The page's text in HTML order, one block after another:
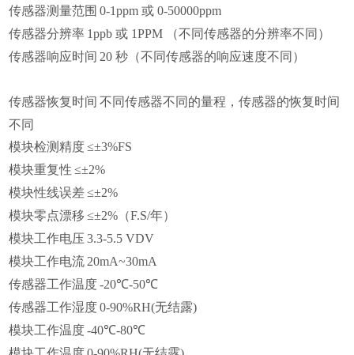
传感器测量范围 0-1ppm 或 0-50000ppm
传感器分辨率 1ppb 或 1PPM （不同传感器的分辨率不同）
传感器响应时间 20 秒（不同传感器的响应速度不同）
传感器恢复时间 不同传感器不同的量程，传感器的恢复时间
不同
模块检测精度≤±3%FS
模块重复性 ≤±2%
模块性线误差≤±2%
模块零点漂移 ≤±2%（F.S/年）
模块工作电压 3.3-5.5 VDV
模块工作电流 20mA~30mA
传感器工作温度-20℃-50℃
传感器工作湿度0-90%RH(无结露)
模块工作温度-40℃-80℃